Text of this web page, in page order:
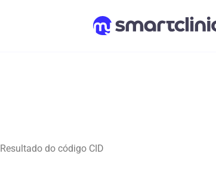
Resultado do código CID